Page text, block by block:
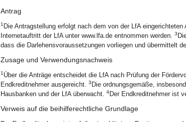
Antrag
1 Die Antragstellung erfolgt nach dem von der LfA eingerichteten
Internetauftritt der LfA unter www.lfa.de entnommen werden. 3
dass die Darlehensvoraussetzungen vorliegen und übermittelt
Zusage und Verwendungsnachweis
1Über die Anträge entscheidet die LfA nach Prüfung der
Endkreditnehmer ausgereicht. 3 Die ordnungsgemäße,
Hausbanken und der LfA überwacht. 4Der Endkreditnehmer ist
Verweis auf die beihilferechtliche Grundlage